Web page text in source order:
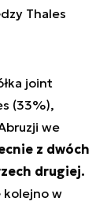
Thales
joint
(33%),
we
z dwóch
drugiej.
kolejno w